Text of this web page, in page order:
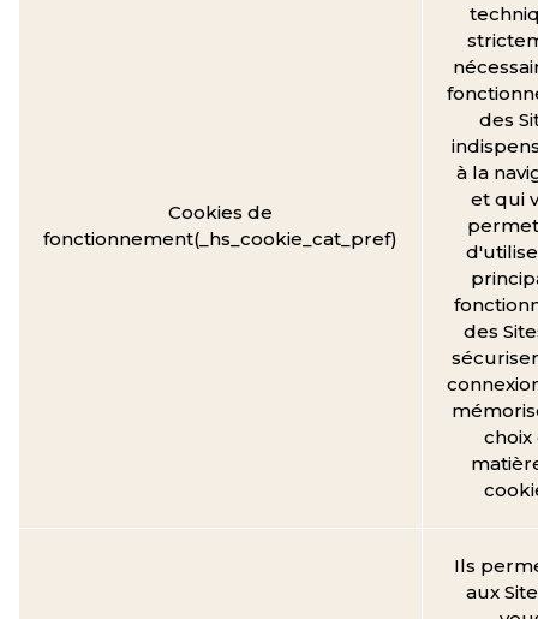
Cookies de
fonctionnement(_hs_cookie_cat_pref)
des
à la
et qui
des
choix
Ils
aux